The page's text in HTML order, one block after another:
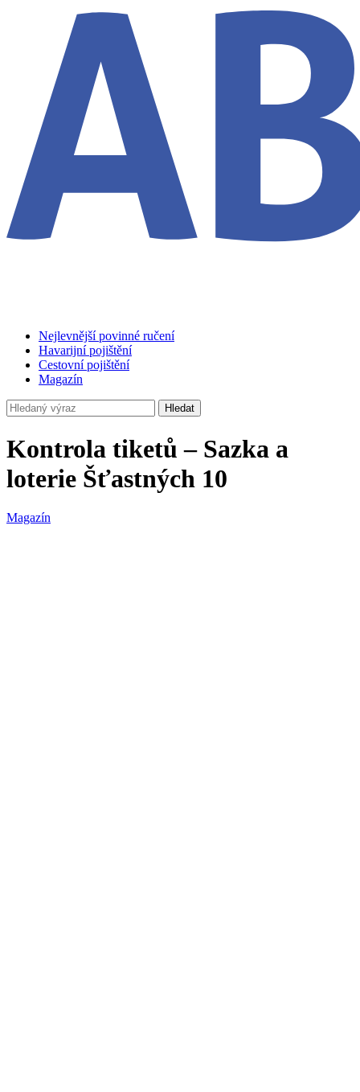
Nejlevnější povinné ručení
Havarijní pojištění
Cestovní pojištění
Magazín
Hledat
Kontrola tiketů – Sazka a
loterie Šťastných 10
Magazín